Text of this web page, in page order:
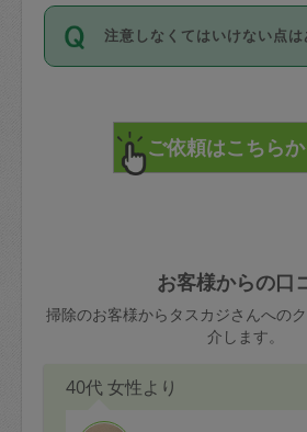
詳細FAQ：
損害賠償保険に
72時間を超える※と、以下
料が発生します。
直前キャンセル料：
72時間前〜24時間前＝依
依頼者不在による当日キャ
金額の100%＋交通費全額
合、水曜日午前9時以降は
発生
まず、条件の合う気にな
みてください。
その後、一番気に入ったタ
不在の場合の作業はタス
が必要です。数回の依頼の
ジさんと依頼者の間で十
てください。
不在時に部屋に入るために
きた場合は損害保険の対象
ご注意ください。
注意しなくてはいけない点は
で、必ず鍵のかかるロッカ
れて依頼者の責任の元管理
けてください。
あわせてこちらも参照くだ
利用します。注意しなくて
はありますか？
お客様からの口
掃除のお客様からタスカジさんへの
介します。
40代 女性より